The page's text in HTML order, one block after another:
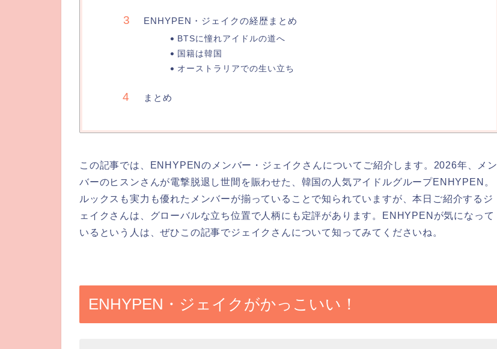
ENHYPEN・ジェイクの経歴まとめ
BTSに憧れアイドルの道へ
国籍は韓国
オーストラリアでの生い立ち
まとめ
この記事では、ENHYPENのメンバー・ジェイクさんについてご紹介します。2026年、メン
バーのヒスンさんが電撃脱退し世間を賑わせた、韓国の人気アイドルグループENHYPEN。
ルックスも実力も優れたメンバーが揃っていることで知られていますが、本日ご紹介するジ
ェイクさんは、グローバルな立ち位置で人柄にも定評があります。ENHYPENが気になって
いるという人は、ぜひこの記事でジェイクさんについて知ってみてくださいね。
ENHYPEN・ジェイクがかっこいい！